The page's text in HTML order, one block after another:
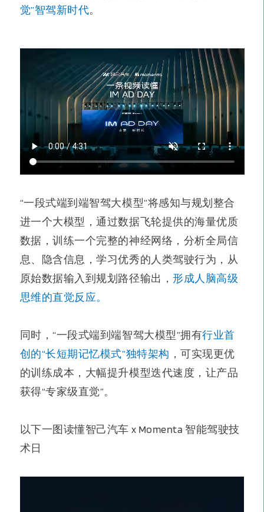
觉”智驾新时代。
“一段式端到端智驾大模型”将感知与规划整合
进一个大模型，通过数据飞轮提供的海量优质
数据，训练一个完整的神经网络，分析全局信
息、隐含信息，学习优秀的人类驾驶行为，从
原始数据输入到规划路径输出， 形成人脑高级
思维的直觉反应。
同时，“一段式端到端智驾大模型”拥有行业首
创的“长短期记忆模式”独特架构 ，可实现更优
的训练成本，大幅提升模型迭代速度，让产品
获得“专家级直觉”。
以下一图读懂智己汽车 x Momenta 智能驾驶技
术日